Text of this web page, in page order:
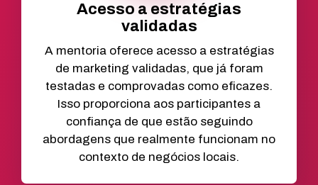
Acesso a estratégias
validadas
A mentoria oferece acesso a estratégias
de marketing validadas, que já foram
testadas e comprovadas como eficazes.
Isso proporciona aos participantes a
confiança de que estão seguindo
abordagens que realmente funcionam no
contexto de negócios locais.